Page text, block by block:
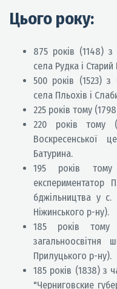
Цього року:
875 років (1148) з
села Рудка і Старий
500 років (1523) з
села Пльохів і
225 років тому
220 років тому
Воскресенської
Батурина.
195 років тому
експериментатор
бджільництва у с.
Ніжинського р-ну).
185 років тому
загальноосвітня
Прилуцького р-ну).
185 років (1838) з
"Черниговские